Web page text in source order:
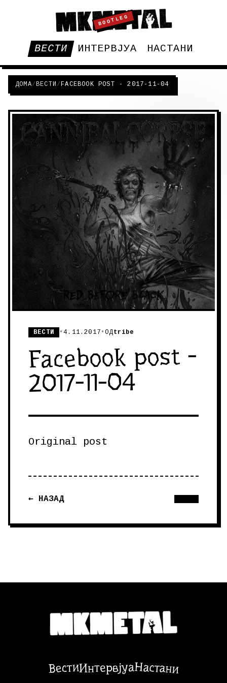
BOOTLEG
ВЕСТИ ИНТЕРВЈУА НАСТАНИ
ДОМА/ВЕСТИ /FACEBOOK POST - 2017-11-04
ВЕСТИ •4.11.2017 •ОДtribe
Facebook post -
2017-11-04
Original post
← НАЗАД
ВестиИнтервјуаНастани